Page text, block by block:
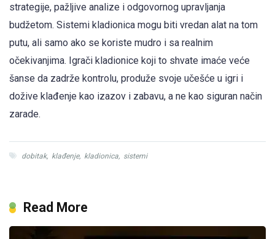
strategije, pažljive analize i odgovornog upravljanja
budžetom. Sistemi kladionica mogu biti vredan alat na tom
putu, ali samo ako se koriste mudro i sa realnim
očekivanjima. Igrači kladionice koji to shvate imaće veće
šanse da zadrže kontrolu, produže svoje učešće u igri i
dožive klađenje kao izazov i zabavu, a ne kao siguran način
zarade.
dobitak, klađenje, kladionica, sistemi
Read More